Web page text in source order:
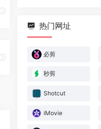
热门网址
必剪
秒剪
Shotcut
iMovie